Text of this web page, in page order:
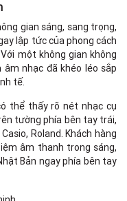
gian sáng, sang trọng,
lập tức của phong cách
một không gian không
nhạc đã khéo léo sắp
tế.
thể thấy rõ nét nhạc cụ
tường phía bên tay trái,
Roland. Khách hàng
âm thanh trong sáng,
Bản ngay phía bên tay